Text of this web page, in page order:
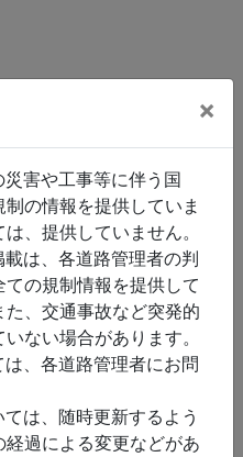
×
害や工事等に伴う国
の情報を提供していま
、提供していません。
は、各道路管理者の判
の規制情報を提供して
、交通事故など突発的
ない場合があります。
、各道路管理者にお問
は、随時更新するよう
過による変更などがあ